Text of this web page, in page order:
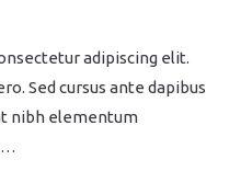
adipiscing elit.
Sed cursus ante dapibus
nibh elementum